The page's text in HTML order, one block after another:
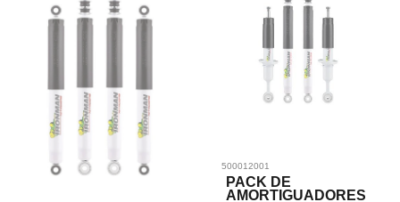
500012001
PACK DE
AMORTIGUADORES